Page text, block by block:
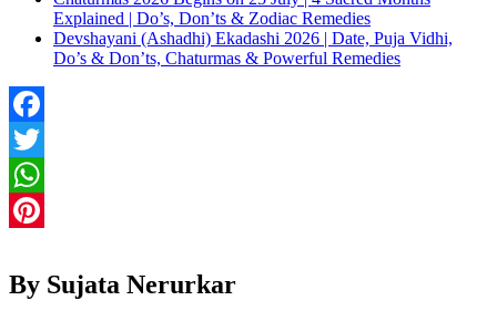
Explained | Do’s, Don’ts & Zodiac Remedies
Devshayani (Ashadhi) Ekadashi 2026 | Date, Puja Vidhi,
Do’s & Don’ts, Chaturmas & Powerful Remedies
Facebook
Twitter
WhatsApp
By Sujata Nerurkar